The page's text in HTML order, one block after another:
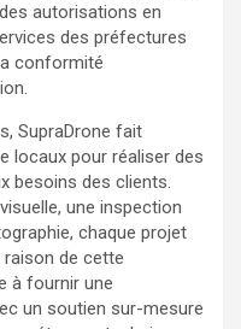
autorisations en
des préfectures
conformité
SupraDrone fait
locaux pour réaliser des
besoins des clients.
une inspection
chaque projet
raison de cette
à fournir une
un soutien sur-mesure